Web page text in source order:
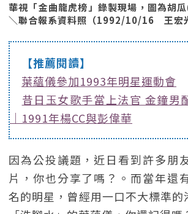
華視「金曲龍虎榜」錄製現場，圖為胡
＼聯合報系資料照（1992/10/16 王宏
【推薦閱讀】
葉蘊儀參加1993年明星運動會
昔日玉女歌手當上法官 金鐘男
｜1991年楊CC與彭偉華
因為公投議題，近日看到許多朋
片，你也分享了嗎？。而當年還
名的明星，曾經用一口不大標準的